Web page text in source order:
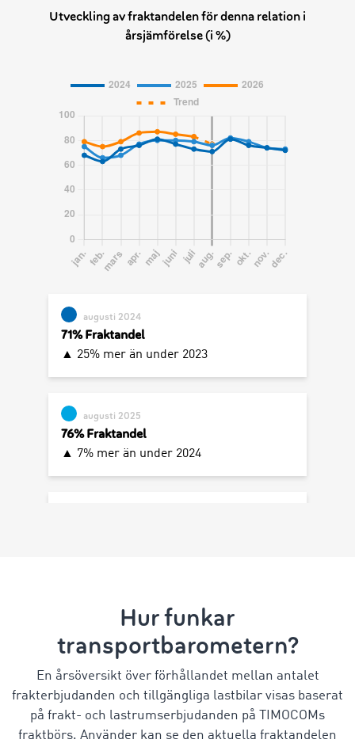
Hur funkar
transportbarometern?
En årsöversikt över förhållandet mellan antalet
frakterbjudanden och tillgängliga lastbilar visas baserat
på frakt- och lastrumserbjudanden på TIMOCOMs
fraktbörs. Använder kan se den aktuella fraktandelen